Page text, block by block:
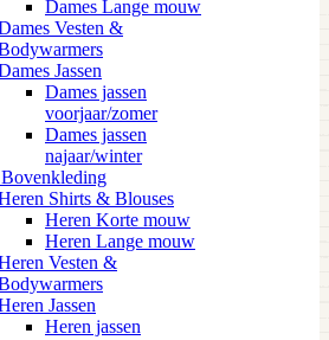
Dames Lange mouw
Vesten &
Jassen
Dames jassen
voorjaar/zomer
Dames jassen
najaar/winter
Shirts & Blouses
Heren Korte mouw
Heren Lange mouw
Vesten &
Jassen
Heren jassen